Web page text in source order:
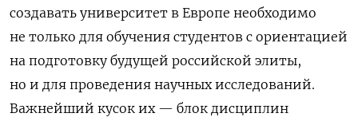
создавать университет в Европе необходимо
не только для обучения студентов с ориентацией
на подготовку будущей российской элиты,
но и для проведения научных исследований.
Важнейший кусок их — блок дисциплин